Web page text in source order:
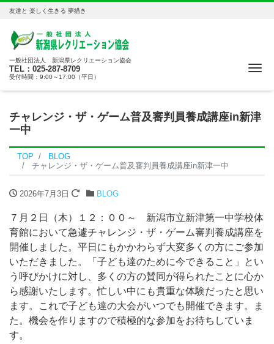
友達と 楽しく生きる 夢描き
一般社団法人 新潟県レクリエーション協会
TEL：025-287-8709
受付時間：9:00～17:00（平日）
チャレンジ・ザ・ゲーム普及審判員養成講座in新津
一中
TOP
BLOG
チャレンジ・ザ・ゲーム普及審判員養成講座in新津一中
2026年7月3日 BLOG
７月２日（木）１２：００～ 新潟市立新津第一中学校体
育館において急遽チャレンジ・ザ・ゲーム審判養成講座を
開催しました。平日にもかかわらず大変多くの方にご参加
いただきました。「子ども達のために今できること」とい
う呼びかけに対し、多くの方の賛同が得られたことに心か
ら感謝いたします。忙しい中にも貴重な体験だったと思い
ます。これで子ども達の大会がいつでも開催できます。ま
た。機会を作りますので積極的な参加をお待ちしていま
す。